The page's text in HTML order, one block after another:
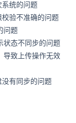
系统的问题
验不准确的问题
问题
状态不同步的问题
导致上传操作无效
有同步的问题